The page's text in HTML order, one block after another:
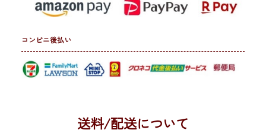
コンビニ後払い
送料/配送について